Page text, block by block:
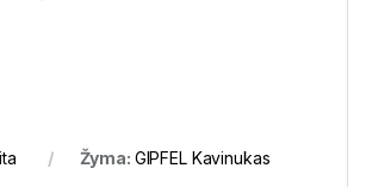
Žyma: GIPFEL Kavinukas